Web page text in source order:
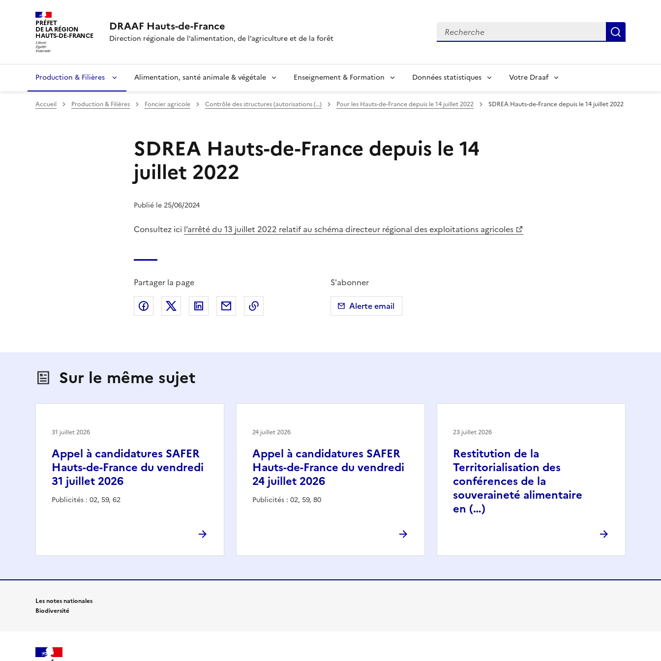
PRÉFET
DE LA RÉGION
HAUTS-DE-FRANCE
DRAAF Hauts-de-France
Direction régionale de l’alimentation, de l’agriculture et de la forêt
Recherche
Production & Filières Alimentation, santé animale & végétale Enseignement & Formation Données statistiques Votre Draaf
Accueil Production & Filières Foncier agricole Contrôle des structures (autorisations (…) Pour les Hauts-de-France depuis le 14 juillet 2022 SDREA Hauts-de-France depuis le 14 juillet 2022
SDREA Hauts-de-France depuis le 14
juillet 2022
Publié le 25/06/2024
Consultez ici l’arrêté du 13 juillet 2022 relatif au schéma directeur régional des exploitations agricoles
Partager la page
Partager sur Facebook
Partager sur X (anciennement Twitter)
Partager sur LinkedIn
Partager par emailCopier dans le presse-papier
S'abonner
Alerte email
Sur le même sujet
Appel à candidatures SAFER
Hauts-de-France du vendredi
31 juillet 2026
Publicités : 02, 59, 62
31 juillet 2026
Appel à candidatures SAFER
Hauts-de-France du vendredi
24 juillet 2026
Publicités : 02, 59, 80
24 juillet 2026
Restitution de la
Territorialisation des
conférences de la
souveraineté alimentaire
en (…)
23 juillet 2026
Les notes nationales
Biodiversité